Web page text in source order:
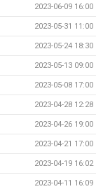
2023-06-09 16:00
2023-05-31 11:00
2023-05-24 18:30
2023-05-13 09:00
2023-05-08 17:00
2023-04-28 12:28
2023-04-26 19:00
2023-04-21 17:00
2023-04-19 16:02
2023-04-11 16:09